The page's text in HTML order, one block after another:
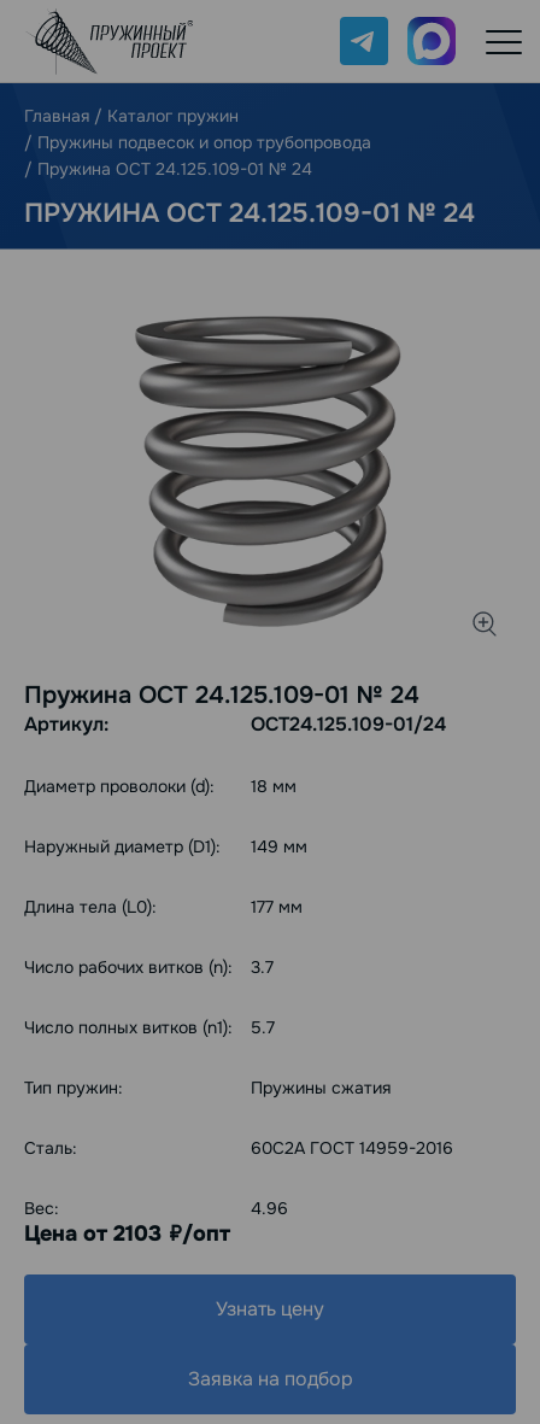
Telegram Max
Главная / Каталог пружин
/ Пружины подвесок и опор трубопровода
/ Пружина ОСТ 24.125.109-01 № 24
ПРУЖИНА ОСТ 24.125.109-01 № 24
Пружина ОСТ 24.125.109-01 № 24
Артикул: ОСТ24.125.109-01/24
Диаметр проволоки (d): 18 мм
Наружный диаметр (D1): 149 мм
Длина тела (L0): 177 мм
Число рабочих витков (n): 3.7
Число полных витков (n1): 5.7
Тип пружин: Пружины сжатия
Сталь: 60С2А ГОСТ 14959-2016
Вес: 4.96
Цена от 2103 руб./опт
Узнать цену
Заявка на подбор